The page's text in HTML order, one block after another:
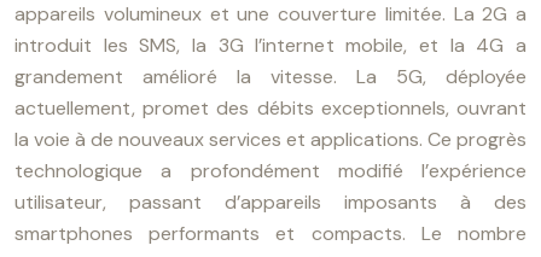
appareils volumineux et une couverture limitée. La 2G a
introduit les SMS, la 3G l’internet mobile, et la 4G a
grandement amélioré la vitesse. La 5G, déployée
actuellement, promet des débits exceptionnels, ouvrant
la voie à de nouveaux services et applications. Ce progrès
technologique a profondément modifié l’expérience
utilisateur, passant d’appareils imposants à des
smartphones performants et compacts. Le nombre